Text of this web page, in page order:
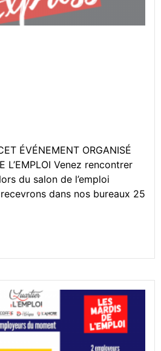
ÉVÉNEMENT ORGANISÉ
L’EMPLOI Venez rencontrer
du salon de l’emploi
dans nos bureaux 25